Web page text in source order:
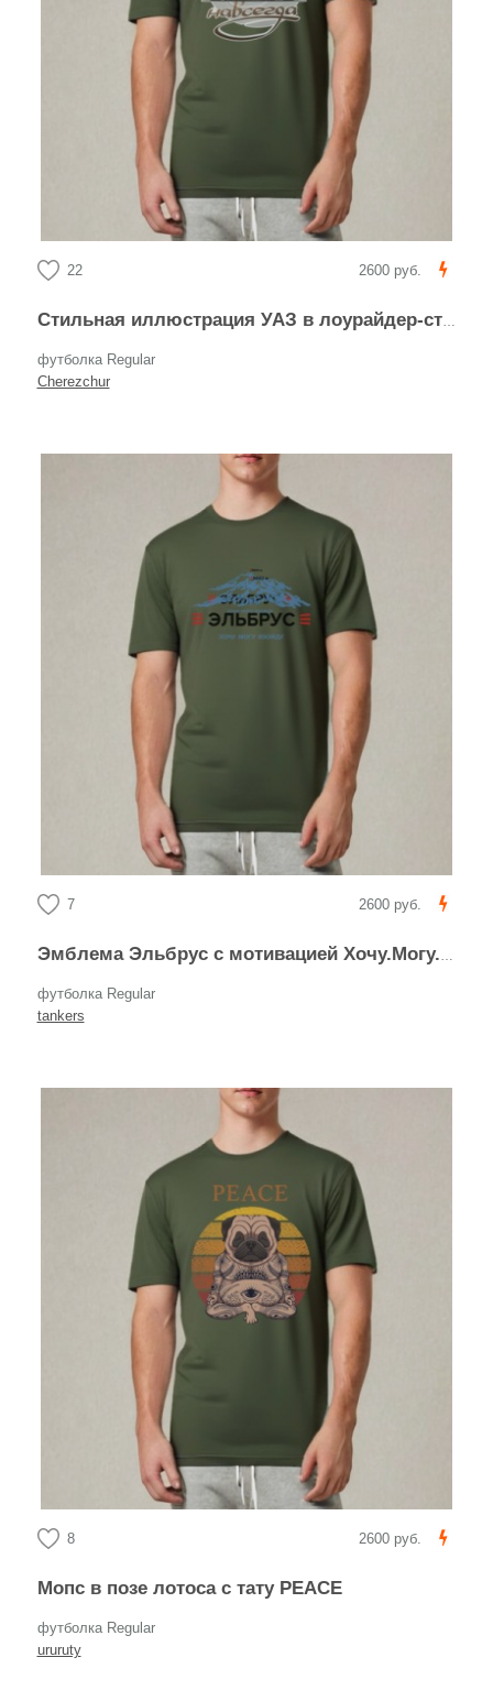
22 2600 руб.
Стильная иллюстрация УАЗ в лоурайдер-стиле
футболка Regular
Cherezchur
7 2600 руб.
Эмблема Эльбрус с мотивацией Хочу.Могу.Взойду
футболка Regular
tankers
8 2600 руб.
Мопс в позе лотоса с тату PEACE
футболка Regular
ururuty